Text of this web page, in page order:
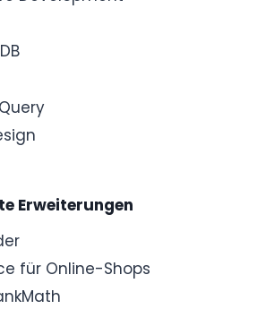
Erweiterungen
für Online-Shops